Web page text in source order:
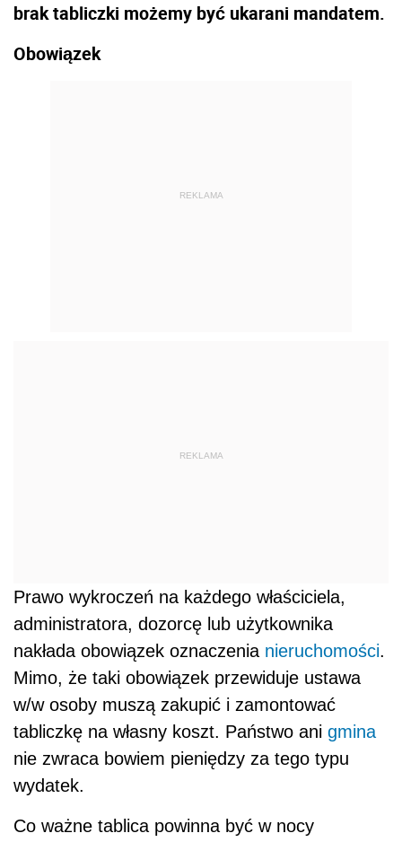
brak tabliczki możemy być ukarani mandatem.
Obowiązek
REKLAMA
REKLAMA
Prawo wykroczeń na każdego właściciela,
administratora, dozorcę lub użytkownika
nakłada obowiązek oznaczenia nieruchomości.
Mimo, że taki obowiązek przewiduje ustawa
w/w osoby muszą zakupić i zamontować
tabliczkę na własny koszt. Państwo ani gmina
nie zwraca bowiem pieniędzy za tego typu
wydatek.
Co ważne tablica powinna być w nocy